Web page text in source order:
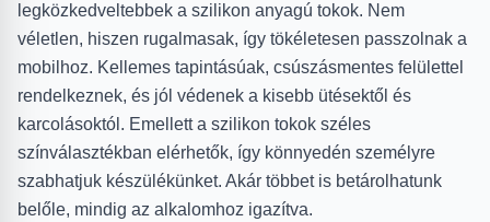
legközkedveltebbek a szilikon anyagú tokok. Nem
véletlen, hiszen rugalmasak, így tökéletesen passzolnak a
mobilhoz. Kellemes tapintásúak, csúszásmentes felülettel
rendelkeznek, és jól védenek a kisebb ütésektől és
karcolásoktól. Emellett a szilikon tokok széles
színválasztékban elérhetők, így könnyedén személyre
szabhatjuk készülékünket. Akár többet is betárolhatunk
belőle, mindig az alkalomhoz igazítva.